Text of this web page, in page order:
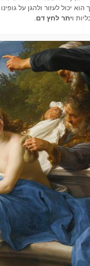
הוא יכול לעזור ולהגן על
ויתר לחץ דם